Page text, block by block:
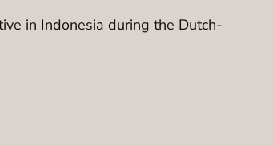
in Indonesia during the Dutch-